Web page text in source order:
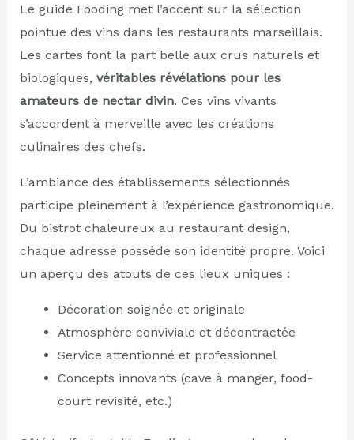
Le guide Fooding met l’accent sur la sélection
pointue des vins dans les restaurants marseillais.
Les cartes font la part belle aux crus naturels et
biologiques, véritables révélations pour les
amateurs de nectar divin. Ces vins vivants
s’accordent à merveille avec les créations
culinaires des chefs.
L’ambiance des établissements sélectionnés
participe pleinement à l’expérience gastronomique.
Du bistrot chaleureux au restaurant design,
chaque adresse possède son identité propre. Voici
un aperçu des atouts de ces lieux uniques :
Décoration soignée et originale
Atmosphère conviviale et décontractée
Service attentionné et professionnel
Concepts innovants (cave à manger, food-
court revisité, etc.)